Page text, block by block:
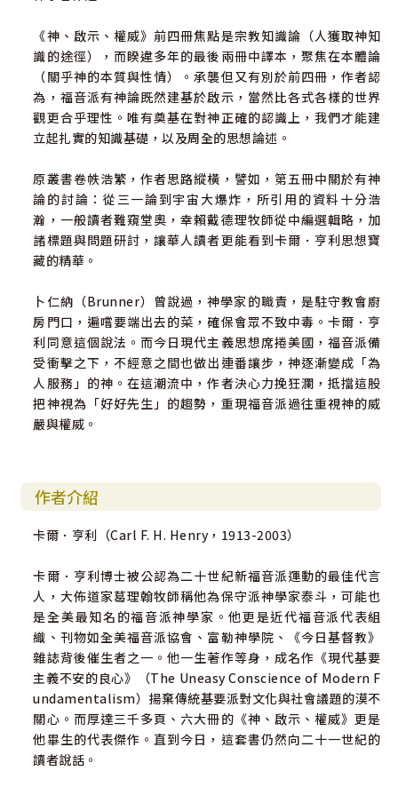
《神、啟示、權威》前四冊焦點是宗教知識論（人獲取神知
識的途徑），而睽違多年的最後兩冊中譯本，聚焦在本體論
（關乎神的本質與性情）。承襲但又有別於前四冊，作者認
為，福音派有神論既然建基於啟示，當然比各式各樣的世界
觀更合乎理性。唯有奠基在對神正確的認識上，我們才能建
立起扎實的知識基礎，以及周全的思想論述。
原叢書卷帙浩繁，作者思路縱橫，譬如，第五冊中關於有神
論的討論：從三一論到宇宙大爆炸，所引用的資料十分浩
瀚，一般讀者難窺堂奧，幸賴戴德理牧師從中編選輯略，加
諸標題與問題研討，讓華人讀者更能看到卡爾．亨利思想寶
藏的精華。
卜仁納（Brunner）曾說過，神學家的職責，是駐守教會廚
房門口，遍嚐要端出去的菜，確保會眾不致中毒。卡爾．亨
利同意這個說法。而今日現代主義思想席捲美國，福音派備
受衝擊之下，不經意之間也做出連番讓步，神逐漸變成「為
人服務」的神。在這潮流中，作者決心力挽狂瀾，抵擋這股
把神視為「好好先生」的趨勢，重現福音派過往重視神的威
嚴與權威。
作者介紹
卡爾．亨利（Carl F. H. Henry，1913-2003）
卡爾．亨利博士被公認為二十世紀新福音派運動的最佳代言
人，大佈道家葛理翰牧師稱他為保守派神學家泰斗，可能也
是全美最知名的福音派神學家。他更是近代福音派代表組
織、刊物如全美福音派協會、富勒神學院、《今日基督教》
雜誌背後催生者之一。他一生著作等身，成名作《現代基要
主義不安的良心》（The Uneasy Conscience of Modern F
undamentalism）揚棄傳統基要派對文化與社會議題的漠不
關心。而厚達三千多頁、六大冊的《神、啟示、權威》更是
他畢生的代表傑作。直到今日，這套書仍然向二十一世紀的
讀者說話。